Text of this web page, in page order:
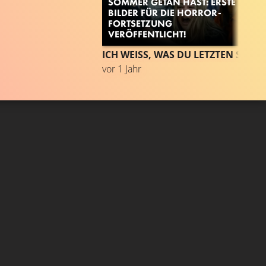
ILDER FÜR DIE HORROR-F
ORTSETZUNG V
ERÖFFENTLICHT!
vor 1 Jahr